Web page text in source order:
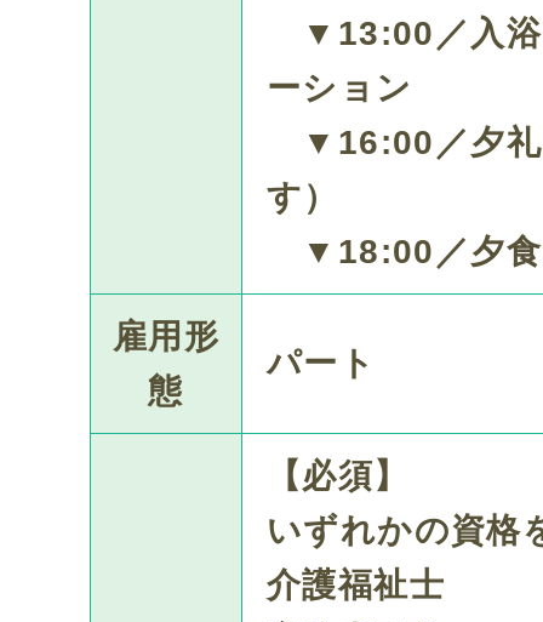
▼13:00／入浴
ーション
▼16:00／夕礼
す）
▼18:00／夕食
雇用形
態
パート
【必須】
いずれかの資格
介護福祉士